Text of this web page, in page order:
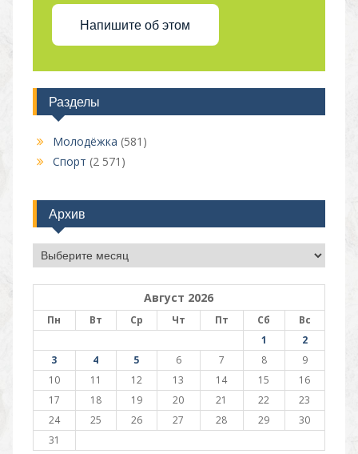
Напишите об этом
Разделы
Молодёжка (581)
Спорт (2 571)
Архив
Архив
Август 2026
Пн Вт Ср Чт Пт Сб
Вс
1
2
3
4 5 6 7 8
9
10
11 12 13 14 15
16
17
18 19 20 21 22
23
24
25 26 27 28 29
30
31